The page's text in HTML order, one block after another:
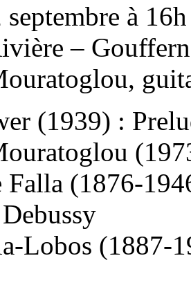
septembre à
–
(1939) :
Falla (1876-
Lobos (1887-